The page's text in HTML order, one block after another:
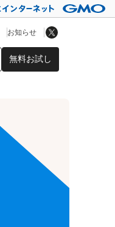
無料お試し
お知らせ